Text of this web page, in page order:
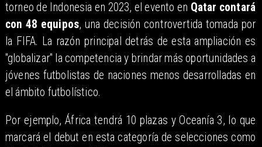
torneo de Indonesia en 2023, el evento en Qatar contará
con 48 equipos, una decisión controvertida tomada por
la FIFA. La razón principal detrás de esta ampliación es
"globalizar" la competencia y brindar más oportunidades a
jóvenes futbolistas de naciones menos desarrolladas en
el ámbito futbolístico.
Por ejemplo, África tendrá 10 plazas y Oceanía 3, lo que
marcará el debut en esta categoría de selecciones como